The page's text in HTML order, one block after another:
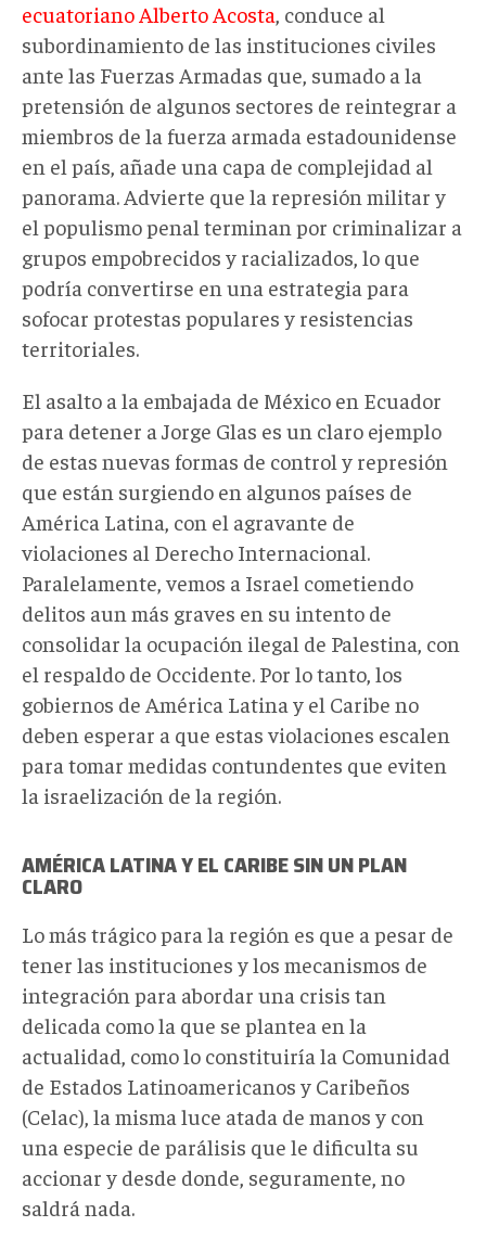
ecuatoriano Alberto Acosta , conduce al
subordinamiento de las instituciones civiles
ante las Fuerzas Armadas que, sumado a la
pretensión de algunos sectores de reintegrar a
miembros de la fuerza armada estadounidense
en el país, añade una capa de complejidad al
panorama. Advierte que la represión militar y
el populismo penal terminan por criminalizar a
grupos empobrecidos y racializados, lo que
podría convertirse en una estrategia para
sofocar protestas populares y resistencias
territoriales.
El asalto a la embajada de México en Ecuador
para detener a Jorge Glas es un claro ejemplo
de estas nuevas formas de control y represión
que están surgiendo en algunos países de
América Latina, con el agravante de
violaciones al Derecho Internacional.
Paralelamente, vemos a Israel cometiendo
delitos aun más graves en su intento de
consolidar la ocupación ilegal de Palestina, con
el respaldo de Occidente. Por lo tanto, los
gobiernos de América Latina y el Caribe no
deben esperar a que estas violaciones escalen
para tomar medidas contundentes que eviten
la israelización de la región.
AMÉRICA LATINA Y EL CARIBE SIN UN PLAN
CLARO
Lo más trágico para la región es que a pesar de
tener las instituciones y los mecanismos de
integración para abordar una crisis tan
delicada como la que se plantea en la
actualidad, como lo constituiría la Comunidad
de Estados Latinoamericanos y Caribeños
(Celac), la misma luce atada de manos y con
una especie de parálisis que le dificulta su
accionar y desde donde, seguramente, no
saldrá nada.